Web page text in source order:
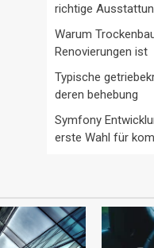
richtige
Warum
Renovierungen ist
Typische
deren behebung
Symfony
erste Wahl für